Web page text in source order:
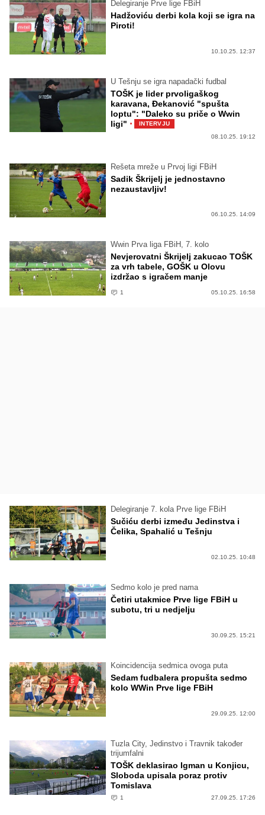
Delegiranje Prve lige FBiH
Hadžoviću derbi kola koji se igra na
Piroti!
10.10.25. 12:37
U Tešnju se igra napadački fudbal
TOŠK je lider prvoligaškog
karavana, Đekanović "spušta
loptu": "Daleko su priče o Wwin
ligi" ·
INTERVJU
08.10.25. 19:12
Rešeta mreže u Prvoj ligi FBiH
Sadik Škrijelj je jednostavno
nezaustavljiv!
06.10.25. 14:09
Wwin Prva liga FBiH, 7. kolo
Nevjerovatni Škrijelj zakucao TOŠK
za vrh tabele, GOŠK u Olovu
izdržao s igračem manje
1 05.10.25. 16:58
Delegiranje 7. kola Prve lige FBiH
Sučiću derbi između Jedinstva i
Čelika, Spahalić u Tešnju
02.10.25. 10:48
Sedmo kolo je pred nama
Četiri utakmice Prve lige FBiH u
subotu, tri u nedjelju
30.09.25. 15:21
Koincidencija sedmica ovoga puta
Sedam fudbalera propušta sedmo
kolo WWin Prve lige FBiH
29.09.25. 12:00
Tuzla City, Jedinstvo i Travnik također
trijumfalni
TOŠK deklasirao Igman u Konjicu,
Sloboda upisala poraz protiv
Tomislava
1 27.09.25. 17:26